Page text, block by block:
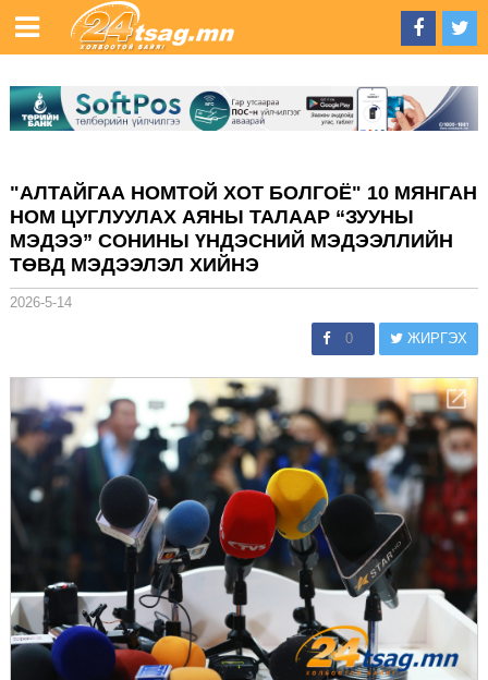
"АЛТАЙГАА НОМТОЙ ХОТ БОЛГОЁ" 10 МЯНГАН
НОМ ЦУГЛУУЛАХ АЯНЫ ТАЛААР “ЗУУНЫ
МЭДЭЭ” СОНИНЫ ҮНДЭСНИЙ МЭДЭЭЛЛИЙН
ТӨВД МЭДЭЭЛЭЛ ХИЙНЭ
2026-5-14
0 ЖИРГЭХ